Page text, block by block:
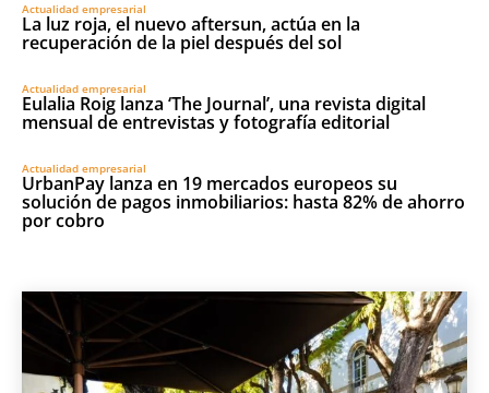
Actualidad empresarial
La luz roja, el nuevo aftersun, actúa en la
recuperación de la piel después del sol
Actualidad empresarial
Eulalia Roig lanza ‘The Journal’, una revista digital
mensual de entrevistas y fotografía editorial
Actualidad empresarial
UrbanPay lanza en 19 mercados europeos su
solución de pagos inmobiliarios: hasta 82% de ahorro
por cobro